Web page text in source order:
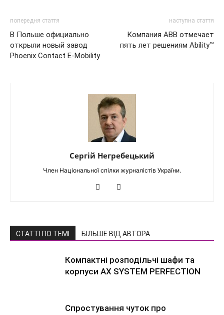
попередня стаття
В Польше официально
открыли новый завод
Phoenix Contact E-Mobility
наступна стаття
Компания ABB отмечает
пять лет решениям Ability™
Сергій Негребецький
Член Національної спілки журналістів України.
СТАТТІ ПО ТЕМІ БІЛЬШЕ ВІД АВТОРА
Компактні розподільчі шафи та
корпуси AX SYSTEM PERFECTION
Спростування чуток про